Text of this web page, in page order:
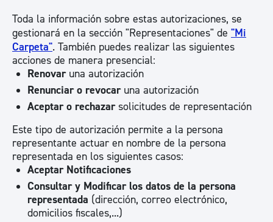
Toda la información sobre estas autorizaciones, se
gestionará en la sección "Representaciones" de "Mi
Carpeta". También puedes realizar las siguientes
acciones de manera presencial:
Renovar una autorización
Renunciar o revocar una autorización
Aceptar o rechazarsolicitudes de representación
Este tipo de autorización permite a la persona
representante actuar en nombre de la persona
representada en los siguientes casos:
Aceptar Notificaciones
Consultar y Modificar los datos de la persona
representada (dirección, correo electrónico,
domicilios fiscales,...)